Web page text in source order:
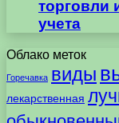
торговли
учета
Облако меток
Горечавка виды
лекарственная